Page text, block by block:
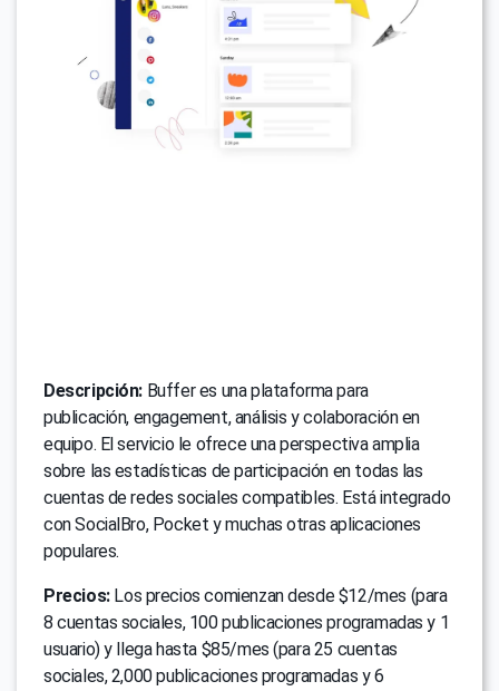
Descripción: Buffer es una plataforma para
publicación, engagement, análisis y colaboración en
equipo. El servicio le ofrece una perspectiva amplia
sobre las estadísticas de participación en todas las
cuentas de redes sociales compatibles. Está integrado
con SocialBro, Pocket y muchas otras aplicaciones
populares.
Precios:Los precios comienzan desde $12/mes (para
8 cuentas sociales, 100 publicaciones programadas y 1
usuario) y llega hasta $85/mes (para 25 cuentas
sociales, 2,000 publicaciones programadas y 6